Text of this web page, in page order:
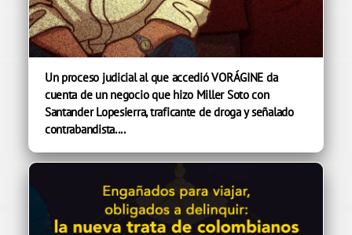
Un proceso judicial al que accedió VORÁGINE da
cuenta de un negocio que hizo Miller Soto con
Santander Lopesierra, traficante de droga y señalado
contrabandista....